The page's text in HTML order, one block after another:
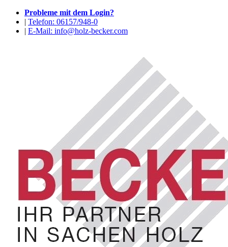
Probleme mit dem Login?
| Telefon: 06157/948-0
| E-Mail: info@holz-becker.com